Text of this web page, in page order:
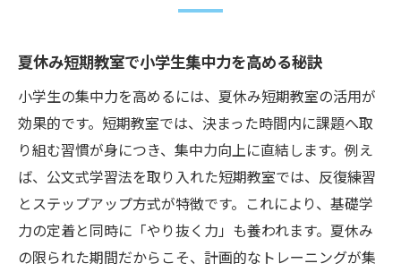
夏休み短期教室で小学生集中力を高める秘訣
小学生の集中力を高めるには、夏休み短期教室の活用が
効果的です。短期教室では、決まった時間内に課題へ取
り組む習慣が身につき、集中力向上に直結します。例え
ば、公文式学習法を取り入れた短期教室では、反復練習
とステップアップ方式が特徴です。これにより、基礎学
力の定着と同時に「やり抜く力」も養われます。夏休み
の限られた期間だからこそ、計画的なトレーニングが集